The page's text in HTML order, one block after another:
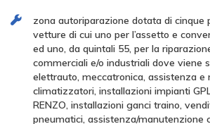
zona autoriparazione dotata di cinque
vetture di cui uno per l’assetto e
ed uno, da quintali 55, per la
commerciali e/o industriali dove viene
elettrauto, meccatronica, assistenza e
climatizzatori, installazioni impianti
RENZO, installazioni ganci traino,
pneumatici, assistenza/manutenzione